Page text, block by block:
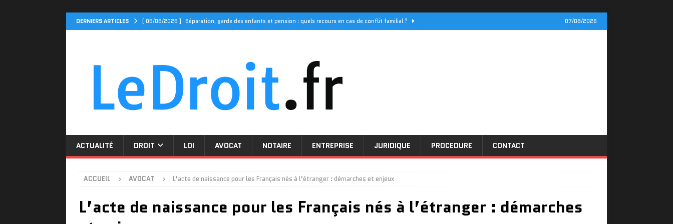
DERNIERS ARTICLES [ 06/08/2026 ] Séparation, garde des enfants et pension : quels recours en cas de conflit familial ?
[ 31/07/2026 ] Le Cidff 94 et ses initiatives pour les droits des femmes
[ 27/07/2026 ] Tarif assurance décès : quel prix pour une couverture optimale
[ 06/08/2026 ] Divorce par consentement mutuel : comprendre la procédure simplifiée
07/08/2026
ACTUALITÉ DROIT LOI AVOCAT NOTAIRE ENTREPRISE JURIDIQUE PROCEDURE CONTACT
ACCUEIL AVOCAT L’acte de naissance pour les Français nés à l’étranger : démarches et enjeux
L’acte de naissance pour les Français nés à l’étranger : démarches